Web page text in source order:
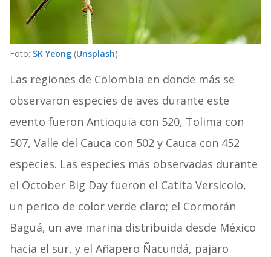
Foto: SK Yeong(Unsplash)
Las regiones de Colombia en donde más se
observaron especies de aves durante este
evento fueron Antioquia con 520, Tolima con
507, Valle del Cauca con 502 y Cauca con 452
especies. Las especies más observadas durante
el October Big Day fueron el Catita Versicolo,
un perico de color verde claro; el Cormorán
Baguá, un ave marina distribuida desde México
hacia el sur, y el Añapero Ñacundá, pajaro